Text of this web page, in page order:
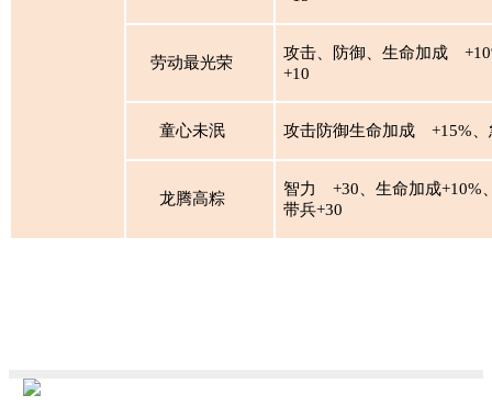
劳动最光荣
攻击、防御、生命加成
+10
童心未泯 攻击防御生命加成 +15%
龙腾高粽
智力
+30、生命加成+10%
带兵+30